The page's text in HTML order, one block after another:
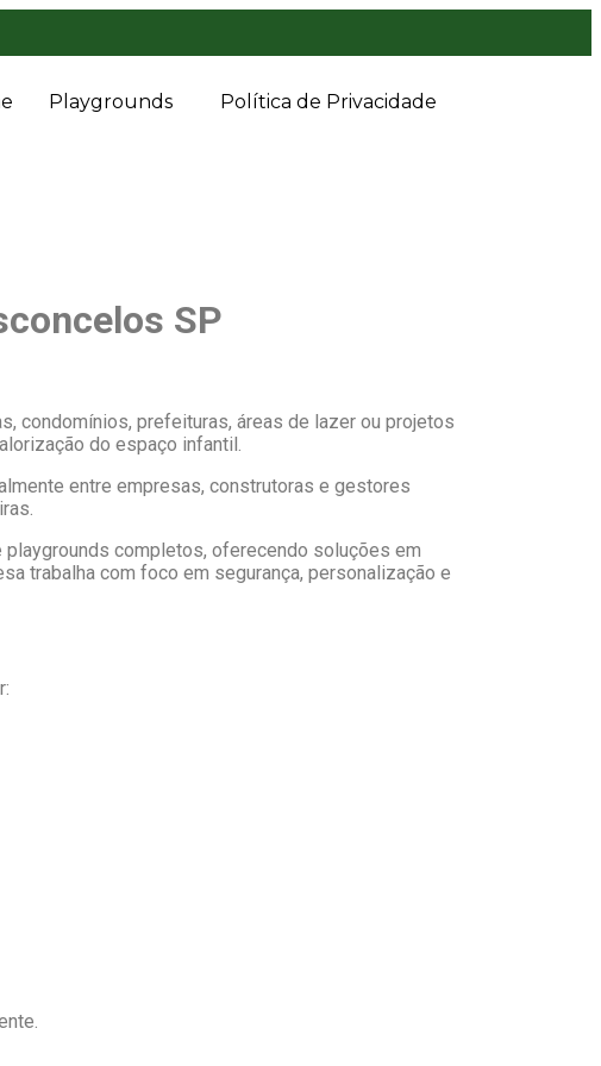
Playgrounds Política de Privacidade
SP
condomínios, prefeituras, áreas de lazer ou projetos
do espaço infantil.
entre empresas, construtoras e gestores
playgrounds completos, oferecendo soluções em
trabalha com foco em segurança, personalização e